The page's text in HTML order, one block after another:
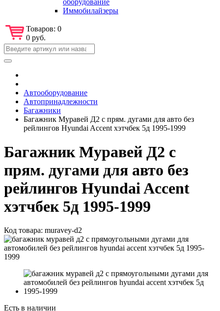
Иммобилайзеры
Товаров: 0
0 руб.
Автооборудование
Автопринадлежности
Багажники
Багажник Муравей Д2 с прям. дугами для авто без
рейлингов Hyundai Accent хэтчбек 5д 1995-1999
Багажник Муравей Д2 с
прям. дугами для авто без
рейлингов Hyundai Accent
хэтчбек 5д 1995-1999
Код товара: muravey-d2
Есть в наличии